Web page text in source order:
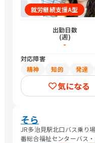
就労継続支援A型
出勤日数
(週)
-
対応障害
精神
知的 発達
気になる
そら
JR多治見駅北口バス乗り
番総合福祉センターバス